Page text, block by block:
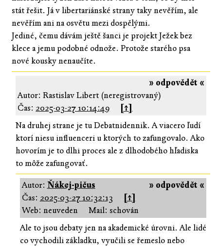
stát řešit. Já v libertariánské strany taky nevěřím, ale
nevěřím ani na osvětu mezi dospělými.
Jediné, čemu dávám ještě šanci je projekt Ježek bez
klece a jemu podobné odnože. Protože starého psa
nové kousky nenaučíte.
» odpovědět «
Autor: Rastislav Libert (neregistrovaný)
Čas: 2025-03-27 10:14:49
[↑]
Na druhej strane je tu Debatnidennik. A viacero ľudí
ktorí niesu influenceri u ktorých to zafungovalo. Ako
hovorím je to dlhi proces ale z dlhodobého hľadiska
to môže zafungovať.
» odpovědět «
Autor: Ňákej-pičus
Čas: 2025-03-27 10:32:13
[↑]
Web: neuveden
Mail: schován
Ale to jsou debaty jen na akademické úrovni. Ale lidé
co vychodili základku, vyučili se řemeslo nebo